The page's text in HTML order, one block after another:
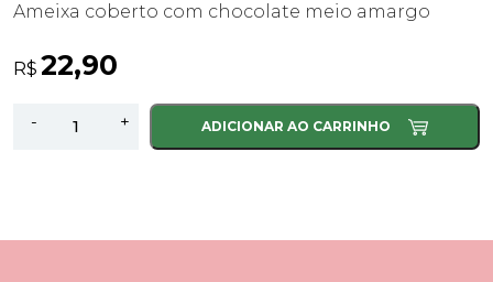
Ameixa coberto com chocolate meio amargo
R$ 22,90
-
Benefit
Meio
+ ADICIONAR AO CARRINHO